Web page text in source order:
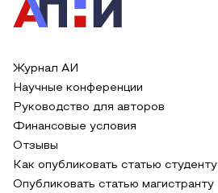
Журнал АИ
Научные конференции
Руководство для авторов
Финансовые условия
Отзывы
Как опубликовать статью студенту
Опубликовать статью магистранту